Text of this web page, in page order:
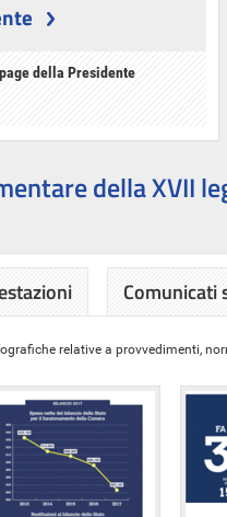
della Presidente
della XVII
Comunicati
relative a provvedimenti,